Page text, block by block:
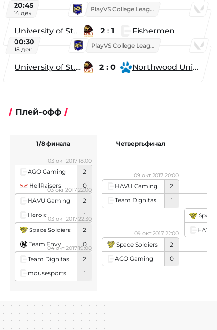
20:45
14 дек
PlayVS College League 2025: Fall
University of St. Thomas 2 : 1 Fishermen
00:30
15 дек
PlayVS College League 2025: Fall
University of St. Thomas 2 : 0 Northwood University
Плей-офф
AGO Gaming
2
HellRaisers
0
03 окт 2017 18:00
HAVU Gaming
2
Heroic
1
03 окт 2017 22:00
Space Soldiers
2
Team Envy
0
03 окт 2017 22:30
Team Dignitas
2
mousesports
1
04 окт 2017 19:00
1/8 финала
HAVU Gaming
2
Team Dignitas
1
09 окт 2017 20:00
Space Soldiers
2
AGO Gaming
0
09 окт 2017 22:00
Четвертьфинал
HAVU